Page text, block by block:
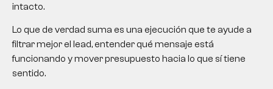
intacto.
Lo que de verdad suma es una ejecución que te ayude a
filtrar mejor el lead, entender qué mensaje está
funcionando y mover presupuesto hacia lo que sí tiene
sentido.